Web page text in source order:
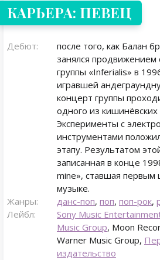
КАРЬЕРА: ПЕВЕЦ
Дебют:
после того, как Балан
занялся продвижением
группы «Inferialis» в
игравшей
концерт группы
одного из кишинёвских
Эксперименты с
инструментами
этапу. Результатом
записанная в конце
mine», ставшая первым
музыке.
Жанры:
данс-поп, поп, поп-рок,
Лейбл:
Sony Music
Music Group, Moon
Warner Music Group,
издательство